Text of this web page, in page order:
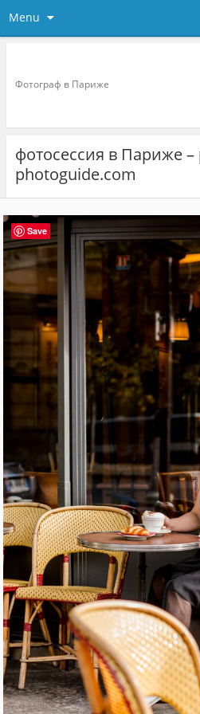
Menu
Фотограф в Париже
фотосессия в Париже –
photoguide.com
Save